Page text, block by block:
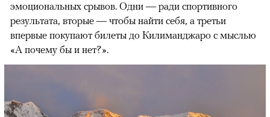
эмоциональных срывов. Одни — ради спортивного
результата, вторые — чтобы найти себя, а третьи
впервые покупают билеты до Килиманджаро с мыслью
«А почему бы и нет?».